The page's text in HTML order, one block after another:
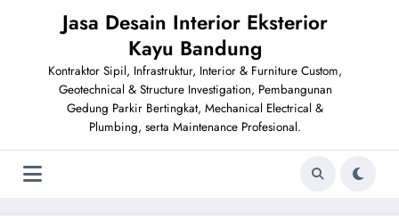
Jasa Desain Interior Eksterior
Kayu Bandung
Kontraktor Sipil, Infrastruktur, Interior & Furniture Custom,
Geotechnical & Structure Investigation, Pembangunan
Gedung Parkir Bertingkat, Mechanical Electrical &
Plumbing, serta Maintenance Profesional.